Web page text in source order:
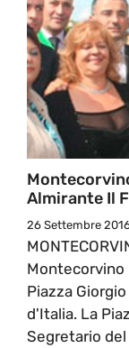
Almirante Il
26 Settembre
Montecorvino
Piazza
d'Italia. La
Segretario